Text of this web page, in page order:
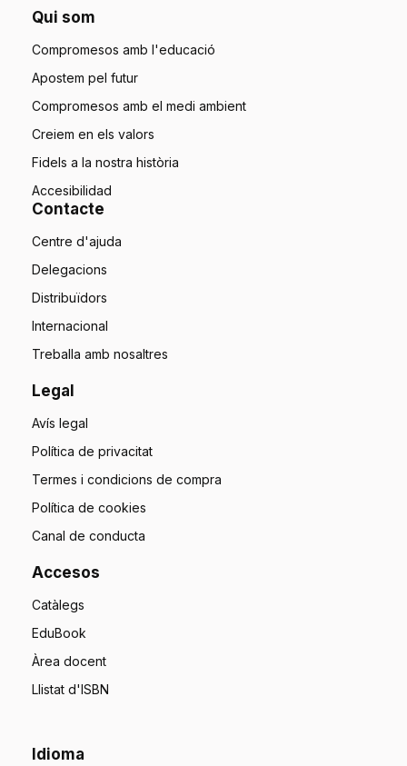
Qui som
Compromesos amb l'educació
Apostem pel futur
Compromesos amb el medi ambient
Creiem en els valors
Fidels a la nostra història
Accesibilidad
Contacte
Centre d'ajuda
Delegacions
Distribuïdors
Internacional
Treballa amb nosaltres
Legal
Avís legal
Política de privacitat
Termes i condicions de compra
Política de cookies
Canal de conducta
Accesos
Catàlegs
EduBook
Àrea docent
Llistat d'ISBN
Idioma